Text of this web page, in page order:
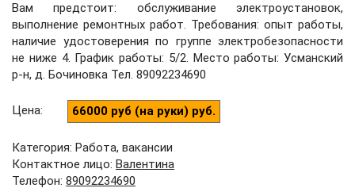
Вам предстоит: обслуживание электроустановок,
выполнение ремонтных работ. Требования: опыт работы,
наличие удостоверения по группе электробезопасности
не ниже 4. График работы: 5/2. Место работы: Усманский
р-н, д. Бочиновка Тел. 89092234690
Цена: 66000 руб (на руки) руб.
Категория: Работа, вакансии
Контактное лицо: Валентина
Телефон: 89092234690